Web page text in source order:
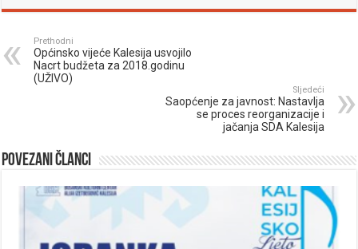
Prethodni
Općinsko vijeće Kalesija usvojilo
Nacrt budžeta za 2018.godinu
(UŽIVO)
Sljedeći
Saopćenje za javnost: Nastavlja
se proces reorganizacije i
jačanja SDA Kalesija
Povezani članci